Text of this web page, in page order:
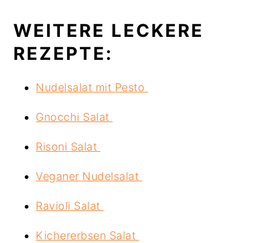
WEITERE LECKERE
REZEPTE:
Nudelsalat mit Pesto
Gnocchi Salat
Risoni Salat
Veganer Nudelsalat
Ravioli Salat
Kichererbsen Salat